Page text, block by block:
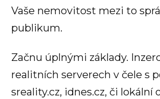
Vaše nemovitost mezi to
publikum.
Začnu úplnými základy.
realitních serverech v čele s
sreality.cz, idnes.cz, či lokální